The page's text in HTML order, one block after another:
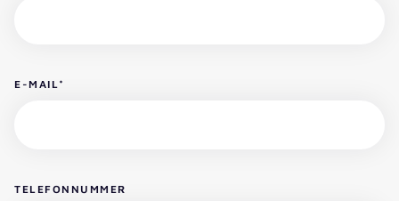
E-MAIL *
TELEFONNUMMER